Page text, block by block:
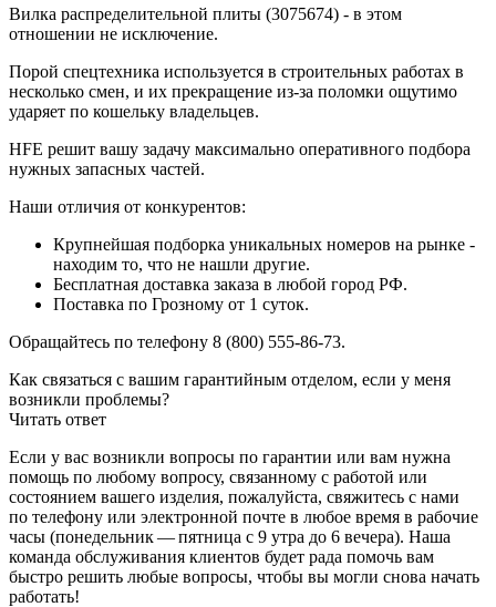
Вилка распределительной плиты (3075674) - в этом
отношении не исключение.
Порой спецтехника используется в строительных работах в
несколько смен, и их прекращение из-за поломки ощутимо
ударяет по кошельку владельцев.
HFE решит вашу задачу максимально оперативного подбора
нужных запасных частей.
Наши отличия от конкурентов:
Крупнейшая подборка уникальных номеров на рынке -
находим то, что не нашли другие.
Бесплатная доставка заказа в любой город РФ.
Поставка по Грозному от 1 суток.
Обращайтесь по телефону 8 (800) 555-86-73.
Как связаться с вашим гарантийным отделом, если у меня
возникли проблемы?
Читать ответ
Если у вас возникли вопросы по гарантии или вам нужна
помощь по любому вопросу, связанному с работой или
состоянием вашего изделия, пожалуйста, свяжитесь с нами
по телефону или электронной почте в любое время в рабочие
часы (понедельник — пятница с 9 утра до 6 вечера). Наша
команда обслуживания клиентов будет рада помочь вам
быстро решить любые вопросы, чтобы вы могли снова начать
работать!